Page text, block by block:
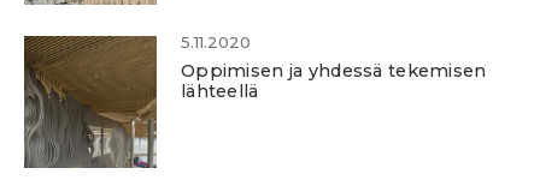
5.11.2020
Oppimisen ja yhdessä tekemisen
lähteellä